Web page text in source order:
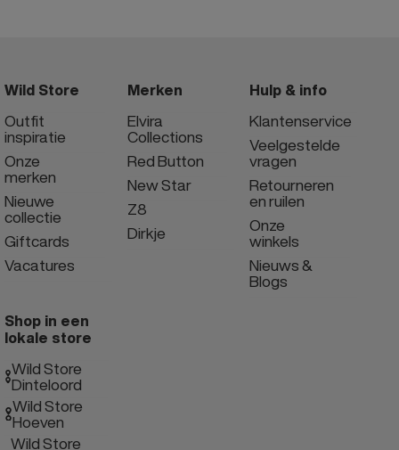
Wild Store
Outfit
inspiratie
Onze
merken
Nieuwe
collectie
Giftcards
Vacatures
Merken
Elvira
Collections
Red Button
New Star
Z8
Dirkje
Hulp & info
Klantenservice
Veelgestelde
vragen
Retourneren
en ruilen
Onze
winkels
Nieuws &
Blogs
Shop in een
lokale store
Wild Store
Dinteloord
Wild Store
Hoeven
Wild Store